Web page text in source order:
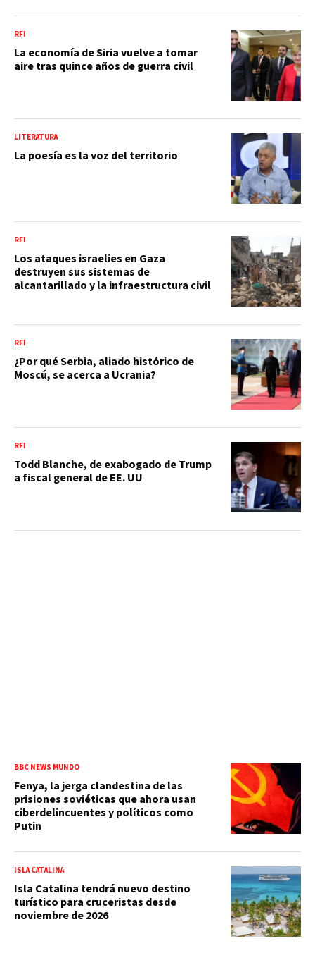
RFI
La economía de Siria vuelve a tomar
aire tras quince años de guerra civil
LITERATURA
La poesía es la voz del territorio
RFI
Los ataques israelies en Gaza
destruyen sus sistemas de
alcantarillado y la infraestructura civil
RFI
¿Por qué Serbia, aliado histórico de
Moscú, se acerca a Ucrania?
RFI
Todd Blanche, de exabogado de Trump
a fiscal general de EE. UU
BBC NEWS MUNDO
Fenya, la jerga clandestina de las
prisiones soviéticas que ahora usan
ciberdelincuentes y políticos como
Putin
ISLA CATALINA
Isla Catalina tendrá nuevo destino
turístico para cruceristas desde
noviembre de 2026